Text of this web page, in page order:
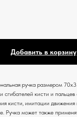
Добавить в корзину
ручка размером
сгибателей кисти и
кисти, имитации движения
Ручка может также